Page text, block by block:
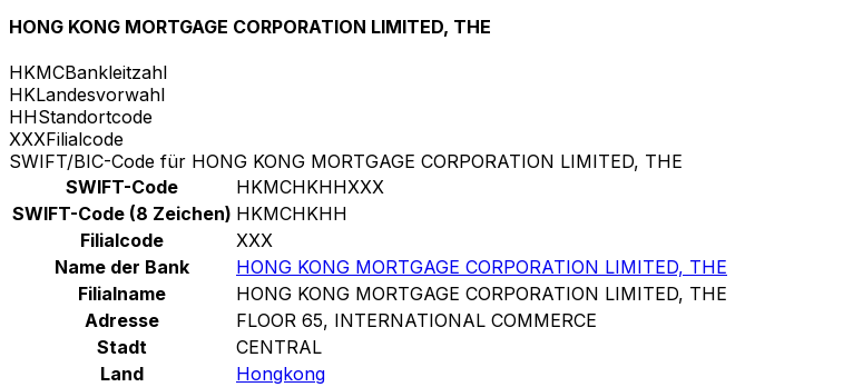
HONG KONG MORTGAGE CORPORATION LIMITED, THE
HKMCBankleitzahl
HKLandesvorwahl
HHStandortcode
XXXFilialcode
SWIFT/BIC-Code für HONG KONG MORTGAGE CORPORATION LIMITED, THE
SWIFT-Code
HKMCHKHHXXX
SWIFT-Code (8 Zeichen) HKMCHKHH
Filialcode
XXX
Name der Bank
HONG KONG MORTGAGE CORPORATION LIMITED, THE
Filialname
HONG KONG MORTGAGE CORPORATION LIMITED, THE
Adresse
FLOOR 65, INTERNATIONAL COMMERCE
Stadt
CENTRAL
Land
Hongkong